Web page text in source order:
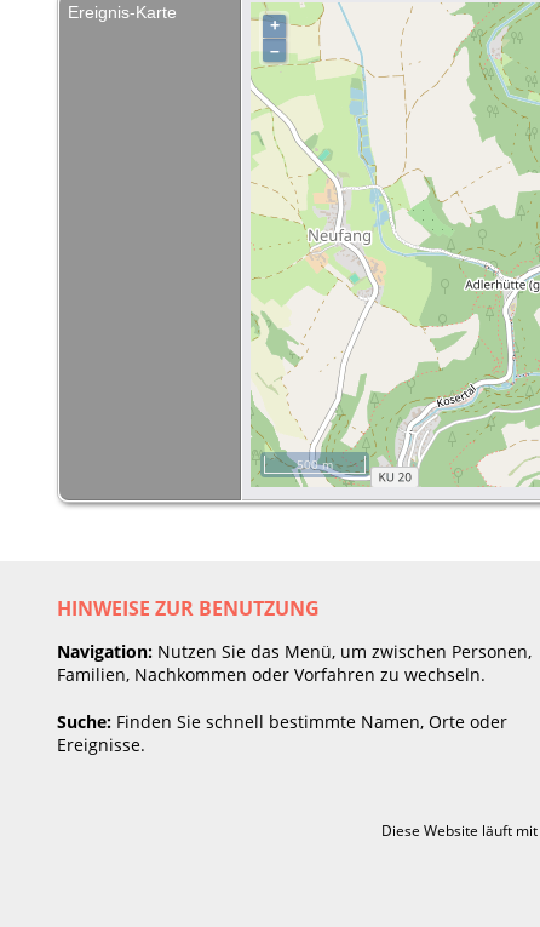
Ereignis-Karte
+
–
500 m
HINWEISE ZUR BENUTZUNG
Navigation: Nutzen Sie das Menü, um zwischen Personen,
Familien, Nachkommen oder Vorfahren zu wechseln.
Suche: Finden Sie schnell bestimmte Namen, Orte oder
Ereignisse.
Diese Website läuft mit